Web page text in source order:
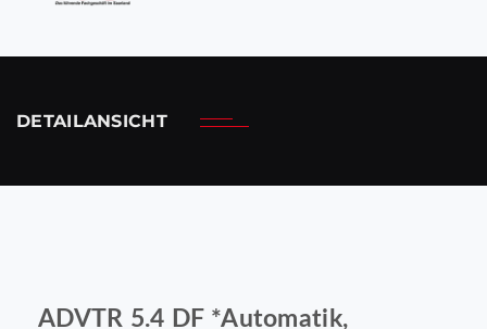
DETAILANSICHT
ADVTR 5.4 DF *Automatik,